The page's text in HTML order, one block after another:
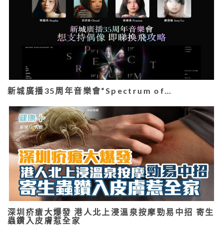
新城廣播35周年音樂會“Spectrum of…
深圳疥瘡大爆發 港人北上浸溫泉按摩勁易中招 寄生
蟲鑽入皮膚惹全家